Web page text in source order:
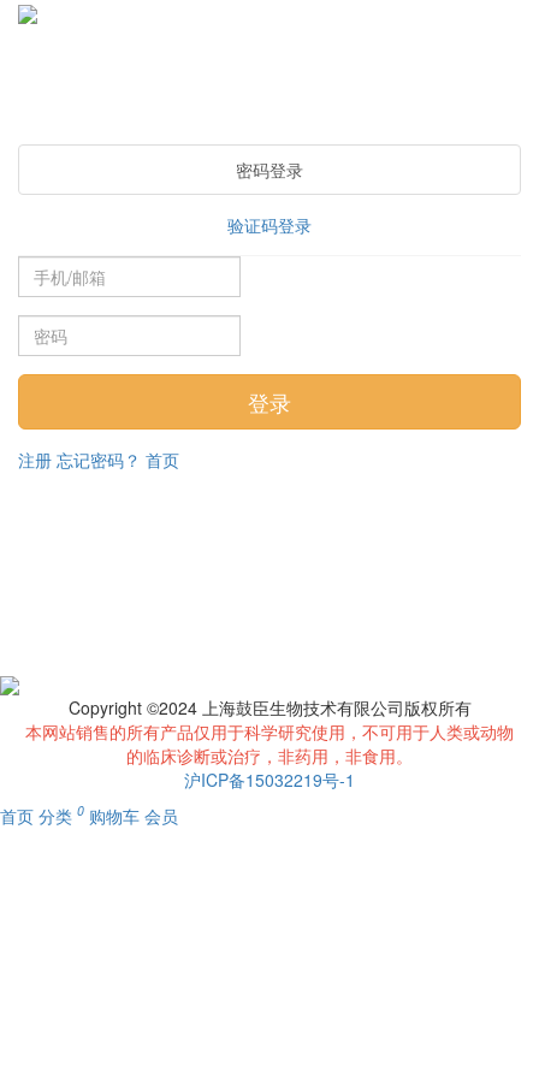
密码登录
验证码登录
注册 忘记密码？ 首页
Copyright ©2024 上海鼓臣生物技术有限公司版权所有
本网站销售的所有产品仅用于科学研究使用，不可用于人类或动物
的临床诊断或治疗，非药用，非食用。
沪ICP备15032219号-1
首页 分类 0 购物车 会员